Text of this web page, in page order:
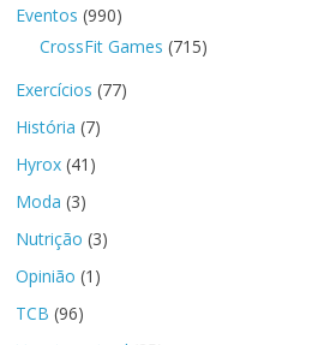
Eventos (990)
CrossFit Games (715)
Exercícios (77)
História (7)
Hyrox (41)
Moda (3)
Nutrição (3)
Opinião (1)
TCB (96)